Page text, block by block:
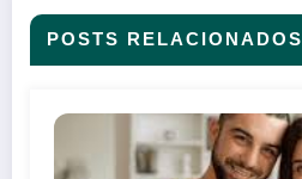
POSTS RELACIONADOS